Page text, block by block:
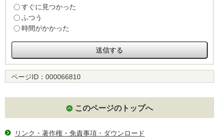
すぐに見つかった
ふつう
時間がかかった
ページID： 000066810
このページのトップへ
リンク・著作権・免責事項・ダウンロード